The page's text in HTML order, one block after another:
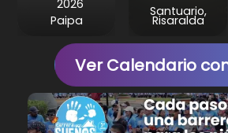
2026
Paipa
Santuario,
Risaralda
Ver Calendario